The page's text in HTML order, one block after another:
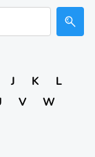
J K
L
V
W